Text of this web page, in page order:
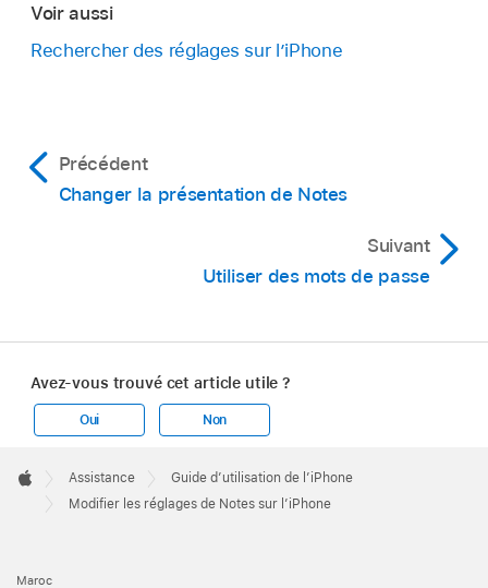
Voir aussi
Rechercher des réglages sur l’iPhone
Précédent
Changer la présentation de Notes
Suivant
Utiliser des mots de passe
Avez-vous trouvé cet article utile ?
Oui Non
Footer

Apple
Assistance
Guide d’utilisation de l’iPhone
Modifier les réglages de Notes sur l’iPhone
Maroc